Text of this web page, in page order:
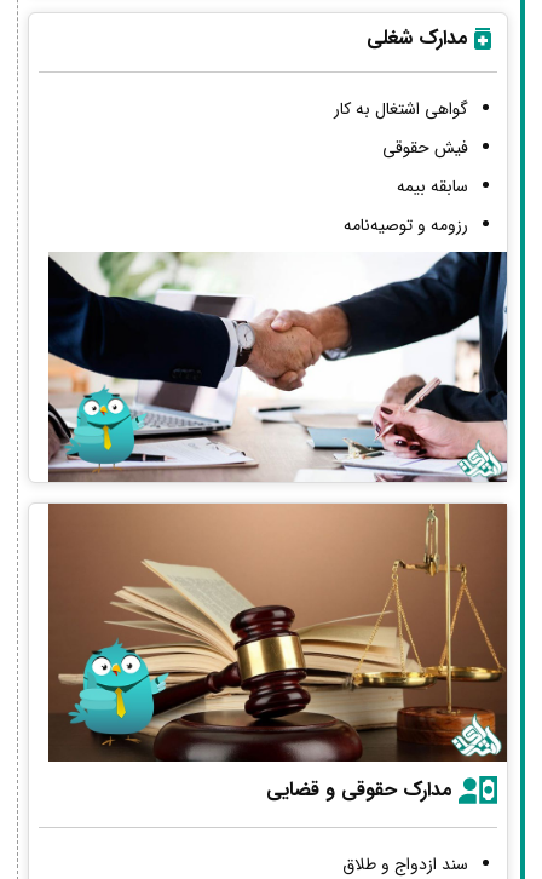
مدارک شغلی
گواهی اشتغال به کار
فیش حقوقی
سابقه بیمه
رزومه و توصیه‌نامه
مدارک حقوقی و قضایی
سند ازدواج و طلاق